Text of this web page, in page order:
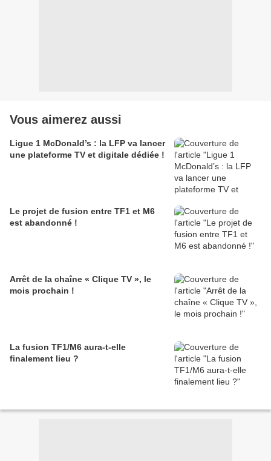
Vous aimerez aussi
Ligue 1 McDonald’s : la LFP va lancer
une plateforme TV et digitale dédiée !
Le projet de fusion entre TF1 et M6
est abandonné !
Arrêt de la chaîne « Clique TV », le
mois prochain !
La fusion TF1/M6 aura-t-elle
finalement lieu ?